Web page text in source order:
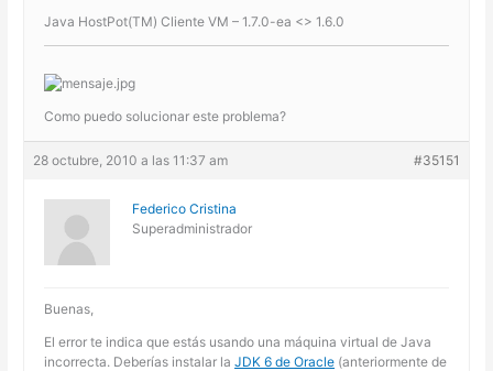
Java HostPot(TM) Cliente VM – 1.7.0-ea <> 1.6.0
Como puedo solucionar este problema?
28 octubre, 2010 a las 11:37 am #35151
Federico Cristina
Superadministrador
Buenas,
El error te indica que estás usando una máquina virtual de Java
incorrecta. Deberías instalar laJDK 6 de Oracle (anteriormente de